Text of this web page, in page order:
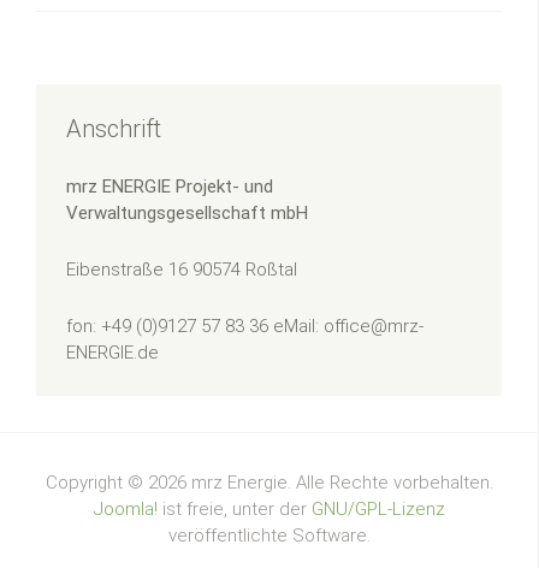
Anschrift
mrz ENERGIE Projekt- und
Verwaltungsgesellschaft mbH
Eibenstraße 16 90574 Roßtal
fon: +49 (0)9127 57 83 36 eMail: office@mrz-
ENERGIE.de
Copyright © 2026 mrz Energie. Alle Rechte vorbehalten.
Joomla! ist freie, unter der GNU/GPL-Lizenz
veröffentlichte Software.